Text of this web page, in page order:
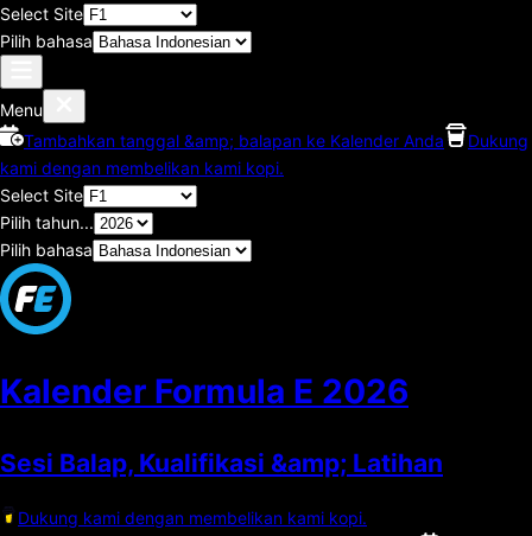
Select Site
Pilih bahasa
Menu
Tambahkan tanggal &amp; balapan ke Kalender Anda
Dukung
kami dengan membelikan kami kopi.
Select Site
Pilih tahun...
Pilih bahasa
Kalender Formula E 2026
Sesi Balap, Kualifikasi &amp; Latihan
Dukung kami dengan membelikan kami kopi.